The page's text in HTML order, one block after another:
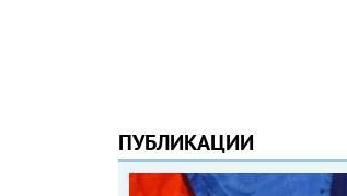
ПУБЛИКАЦИИ